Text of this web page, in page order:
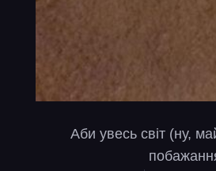
Аби увесь світ (ну,